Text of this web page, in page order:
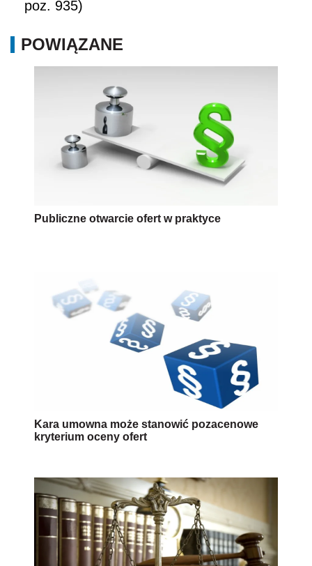
poz. 935)
POWIĄZANE
Publiczne otwarcie ofert w praktyce
Kara umowna może stanowić pozacenowe
kryterium oceny ofert